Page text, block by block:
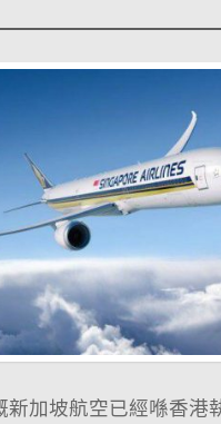
含
稅
都
只
需
TWD15,364
起！
新加坡航空已經喺香港